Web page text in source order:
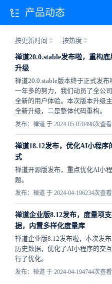
按更新时间 按热度
禅道20.0.stable发布啦，重构
升级
禅道20.0.stable版本终于正式发
一年多的努力，我们动员了全公
全新的用户体验。本次版本升级
全新升级，二是整体代码重构。
发布：禅道 于 2024-05-078498次查看
禅道18.12发布，优化AI小程
式
禅道开源版发布，重点优化AI小
题。
发布：禅道 于 2024-04-196234次查看
禅道企业版8.12发布，度量项
据，内置多样化度量库
禅道企业版8.12发布啦，本次发
历史数据，优化了AI小程序的交
行了优化。
发布：禅道 于 2024-04-194744次查看
产品动态